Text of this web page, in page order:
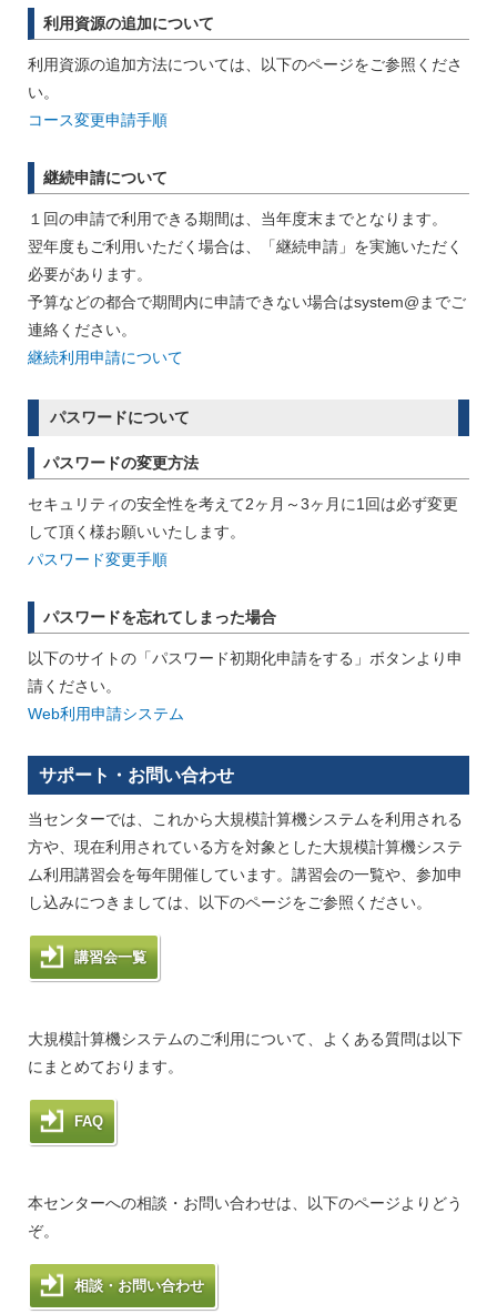
利用資源の追加について
利用資源の追加方法については、以下のページをご参照くださ
い。
コース変更申請手順
継続申請について
１回の申請で利用できる期間は、当年度末までとなります。
翌年度もご利用いただく場合は、「継続申請」を実施いただく
必要があります。
予算などの都合で期間内に申請できない場合はsystem@までご
連絡ください。
継続利用申請について
パスワードについて
パスワードの変更方法
セキュリティの安全性を考えて2ヶ月～3ヶ月に1回は必ず変更
して頂く様お願いいたします。
パスワード変更手順
パスワードを忘れてしまった場合
以下のサイトの「パスワード初期化申請をする」ボタンより申
請ください。
Web利用申請システム
サポート・お問い合わせ
当センターでは、これから大規模計算機システムを利用される
方や、現在利用されている方を対象とした大規模計算機システ
ム利用講習会を毎年開催しています。講習会の一覧や、参加申
し込みにつきましては、以下のページをご参照ください。
講習会一覧
大規模計算機システムのご利用について、よくある質問は以下
にまとめております。
FAQ
本センターへの相談・お問い合わせは、以下のページよりどう
ぞ。
相談・お問い合わせ